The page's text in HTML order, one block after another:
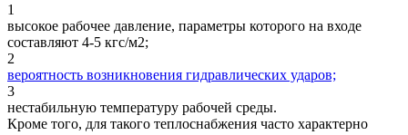
1
высокое рабочее давление, параметры которого на входе
составляют 4-5 кгс/м2;
2
вероятность возникновения гидравлических ударов;
3
нестабильную температуру рабочей среды.
Кроме того, для такого теплоснабжения часто характерно